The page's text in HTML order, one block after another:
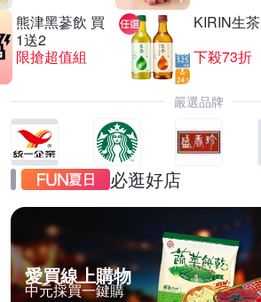
熊津黑蔘飲 買
1送2
限搶超值組
KIRIN生茶
下殺73折
嚴選品牌
必逛好店
愛買線上購物
中元採買一鍵購